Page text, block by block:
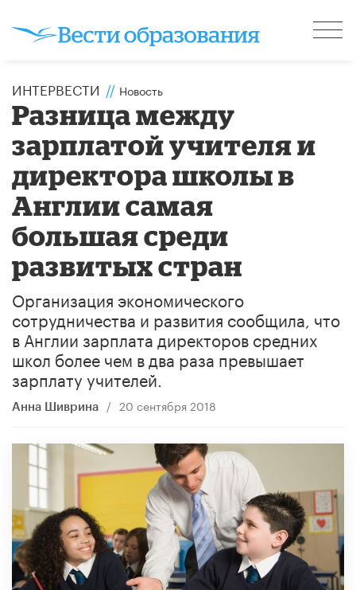
ИНТЕРВЕСТИ // Новость
Разница между
зарплатой учителя и
директора школы в
Англии самая
большая среди
развитых стран
Организация экономического
сотрудничества и развития сообщила, что
в Англии зарплата директоров средних
школ более чем в два раза превышает
зарплату учителей.
Анна Шиврина / 20 сентября 2018